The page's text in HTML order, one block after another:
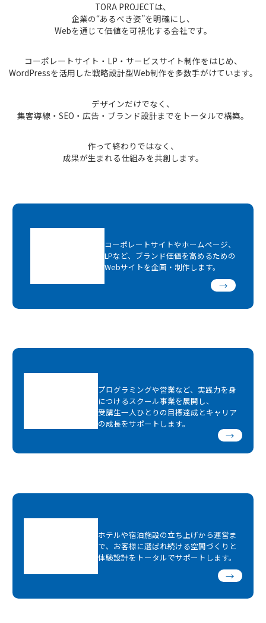
TORA PROJECTは、
企業の“あるべき姿”を明確にし、
Webを通じて価値を可視化する会社です。
コーポレートサイト・LP・サービスサイト制作をはじめ、
WordPressを活用した戦略設計型Web制作を多数手がけています。
デザインだけでなく、
集客導線・SEO・広告・ブランド設計までをトータルで構築。
作って終わりではなく、
成果が生まれる仕組みを共創します。
コーポレートサイトやホームページ、
LPなど、ブランド価値を高めるための
Webサイトを企画・制作します。
→
プログラミングや営業など、実践力を身
につけるスクール事業を展開し、
受講生一人ひとりの目標達成とキャリア
の成長をサポートします。
→
ホテルや宿泊施設の立ち上げから運営ま
で、お客様に選ばれ続ける空間づくりと
体験設計をトータルでサポートします。
→